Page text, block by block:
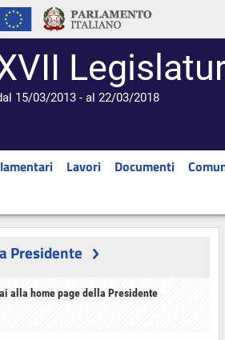
15/03/2013 - al 22/03/2018
Lavori Documenti
Presidente
alla home page della Presidente